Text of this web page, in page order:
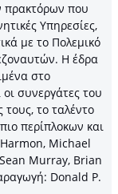
πρακτόρων που
Υπηρεσίες,
με το Πολεμικό
Η έδρα
στο
συνεργάτες του
τους, το ταλέντο
περίπλοκων και
Michael
Murray, Brian
Donald P.